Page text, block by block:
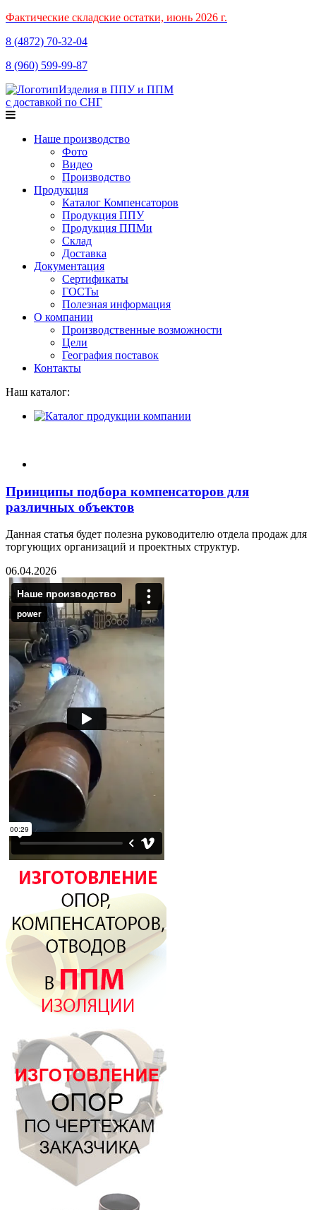
Фактические складские остатки, июнь 2026 г.
8 (4872) 70-32-04
8 (960) 599-99-87
Изделия в ППУ и ППМ
с доставкой по СНГ
Наше производство
Фото
Видео
Производство
Продукция
Каталог Компенсаторов
Продукция ППУ
Продукция ППМи
Склад
Доставка
Документация
Сертификаты
ГОСТы
Полезная информация
О компании
Производственные возможности
Цели
География поставок
Контакты
Наш каталог:
Принципы подбора компенсаторов для
различных объектов
Данная статья будет полезна руководителю отдела продаж для
торгующих организаций и проектных структур.
06.04.2026